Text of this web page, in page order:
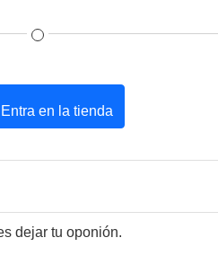
Entra en la tienda
dejar tu oponión.